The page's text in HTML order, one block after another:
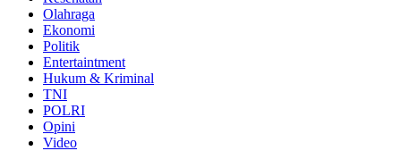
Olahraga
Ekonomi
Politik
Entertaintment
Hukum & Kriminal
TNI
POLRI
Opini
Video